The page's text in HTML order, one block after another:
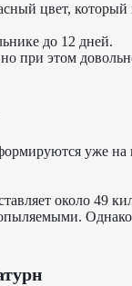
цвет,
до 12 дней.
при этом
уже на
около 49